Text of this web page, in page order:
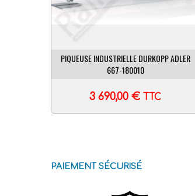
PIQUEUSE INDUSTRIELLE DURKOPP ADLER
667-180010
3 690,00€ TTC
PAIEMENT SÉCURISÉ